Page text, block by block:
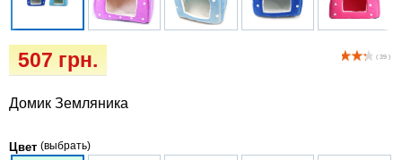
( 39 )
507 грн.
Домик Земляника
Цвет (выбрать)
Ласощі та корма
Vet Diet Canine Wet - ветеринарные диеты